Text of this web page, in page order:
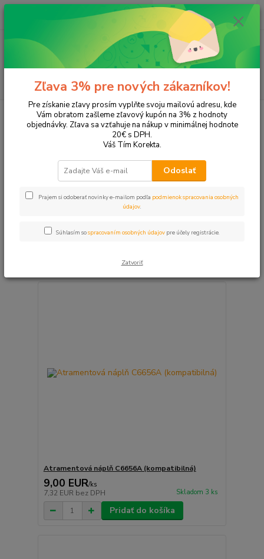
Hľadať
ks
za 0,00 EUR
Tonery a náplne do tlačiarní Hewlett Packard
HP Photosmart
Photosmart 7660
Photosmart 7660
Upresniť parametre
strana
Atramentová náplň C6656A (kompatibilná)
9,00 EUR/ks
7,32 EUR bez DPH Skladom 3 ks
Pridať do košíka
Zľava 3% pre nových zákazníkov!
Pre získanie zľavy prosím vyplňte svoju mailovú adresu, kde
Vám obratom zašleme zľavový kupón na 3% z hodnoty
objednávky. Zľava sa vzťahuje na nákup v minimálnej hodnote
20€ s DPH.
Váš Tím Korekta.
Odoslať
Prajem si odoberať novinky e-mailom podľa podmienok spracovania osobných
údajov.
Súhlasím sospracovaním osobných údajov pre účely registrácie.
Zatvoriť